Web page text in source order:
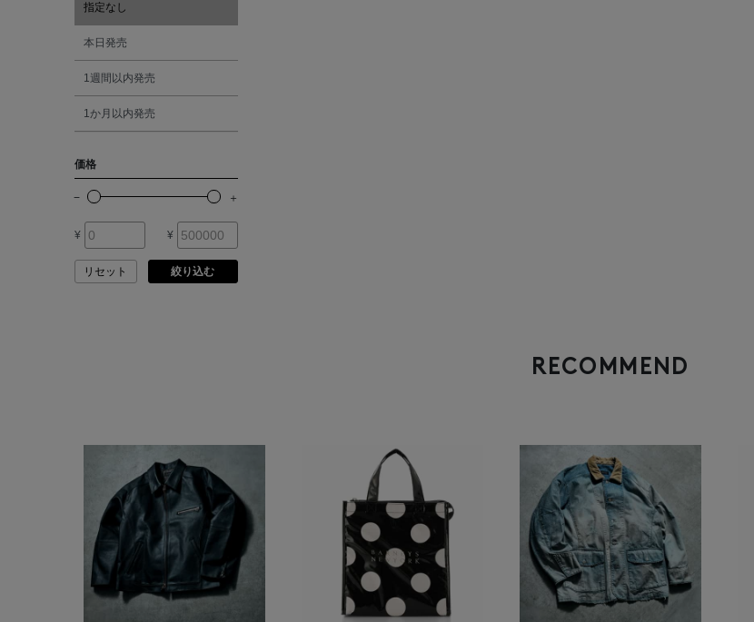
ANYA HINDMARCH
ARCS LONDON
ASAUCE MELER
ATHLETICS FTWR
ATTO VANNUCCI
FIRENZE
AURALEE
オレンジ
シルバー
指定なし
本日発売
1週間以内発売
1か月以内発売
価格
¥ ¥
リセット 絞り込む
RECOMMEND